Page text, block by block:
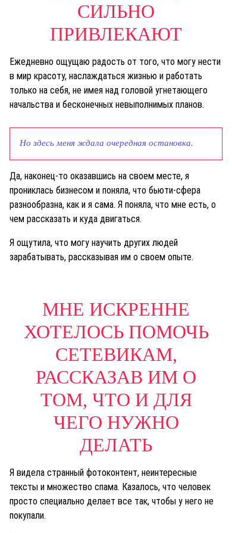
СИЛЬНО
ПРИВЛЕКАЮТ
Ежедневно ощущаю радость от того, что могу нести
в мир красоту, наслаждаться жизнью и работать
только на себя, не имея над головой угнетающего
начальства и бесконечных невыполнимых планов.
Но здесь меня ждала очередная остановка.
Да, наконец-то оказавшись на своем месте, я
прониклась бизнесом и поняла, что бьюти-сфера
разнообразна, как и я сама. Я поняла, что мне есть, о
чем рассказать и куда двигаться.
Я ощутила, что могу научить других людей
зарабатывать, рассказывая им о своем опыте.
МНЕ ИСКРЕННЕ
ХОТЕЛОСЬ ПОМОЧЬ
СЕТЕВИКАМ,
РАССКАЗАВ ИМ О
ТОМ, ЧТО И ДЛЯ
ЧЕГО НУЖНО
ДЕЛАТЬ
Я видела странный фотоконтент, неинтересные
тексты и множество спама. Казалось, что человек
просто специально делает все так, чтобы у него не
покупали.